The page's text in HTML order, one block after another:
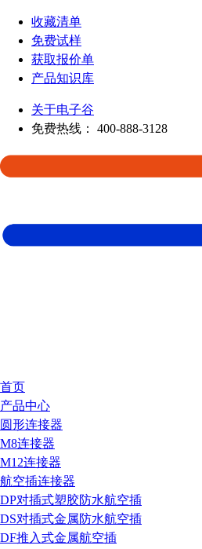
收藏清单
免费试样
获取报价单
产品知识库
关于电子谷
免费热线：
400-888-3128
首页
产品中心
圆形连接器
M8连接器
M12连接器
航空插连接器
DP对插式塑胶防水航空插
DS对插式金属防水航空插
DF推入式金属航空插